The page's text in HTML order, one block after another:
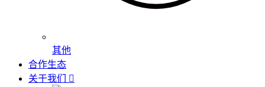
其他
合作生态
关于我们